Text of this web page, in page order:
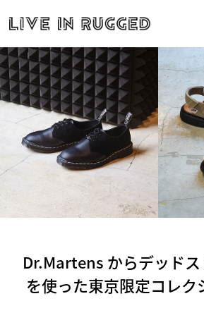
Dr.Martens からデッド
を使った東京限定コレク